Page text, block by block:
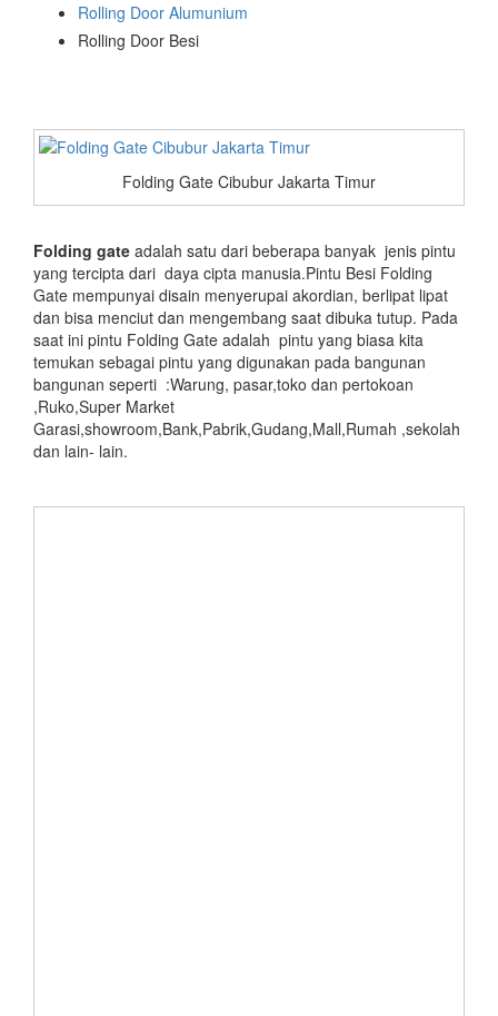
Rolling Door Alumunium
Rolling Door Besi
Folding Gate Cibubur Jakarta Timur
Folding gate adalah satu dari beberapa banyak jenis pintu
yang tercipta dari daya cipta manusia.Pintu Besi Folding
Gate mempunyai disain menyerupai akordian, berlipat lipat
dan bisa menciut dan mengembang saat dibuka tutup. Pada
saat ini pintu Folding Gate adalah pintu yang biasa kita
temukan sebagai pintu yang digunakan pada bangunan
bangunan seperti :Warung, pasar,toko dan pertokoan
,Ruko,Super Market
Garasi,showroom,Bank,Pabrik,Gudang,Mall,Rumah ,sekolah
dan lain- lain.